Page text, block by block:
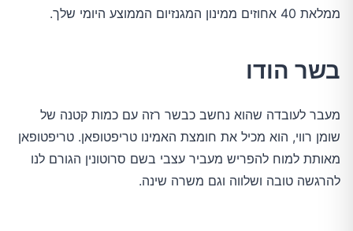
ממלאת 40 אחוזים ממינון המגנזיום הממוצע היומי שלך.
בשר הודו
מעבר לעובדה שהוא נחשב כבשר רזה עם כמות קטנה של
שומן רווי, הוא מכיל את חומצת האמינו טריפטופאן. טריפטופאן
מאותת למוח להפריש מעביר עצבי בשם סרוטונין הגורם לנו
להרגשה טובה ושלווה וגם משרה שינה.